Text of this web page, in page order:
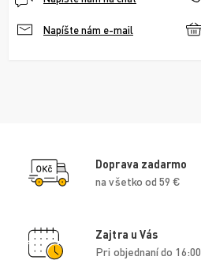
Napíšte nám e-mail
Doprava zadarmo
na všetko od 59 €
Zajtra u Vás
Pri objednaní do 16:00